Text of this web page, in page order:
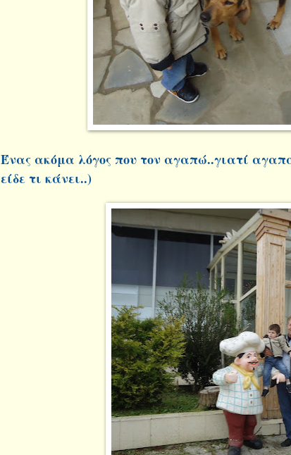
Ένας ακόμα λόγος που τον αγαπώ..γιατί
είδε τι κάνει..)